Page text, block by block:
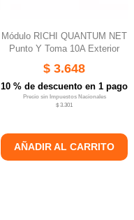
Módulo RICHI QUANTUM NET
Punto Y Toma 10A Exterior
$ 3.648
10 % de descuento en 1 pago
Precio sin Impuestos Nacionales
$ 3.301
AÑADIR AL CARRITO